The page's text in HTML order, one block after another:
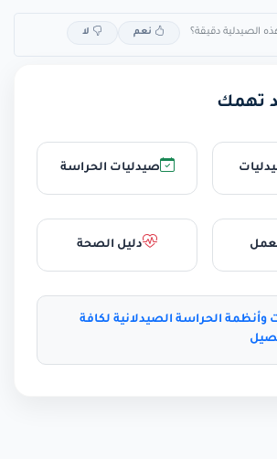
الصيدلية دقيقة؟ نعم لا
تهمك
صيدليات الحراسة
دليل الصحة
وأنظمة الحراسة الصيدلانية لكافة